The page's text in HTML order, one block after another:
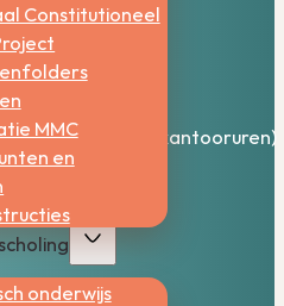
Constitutioneel
MMC
en
onderwijs
tijdens kantooruren)